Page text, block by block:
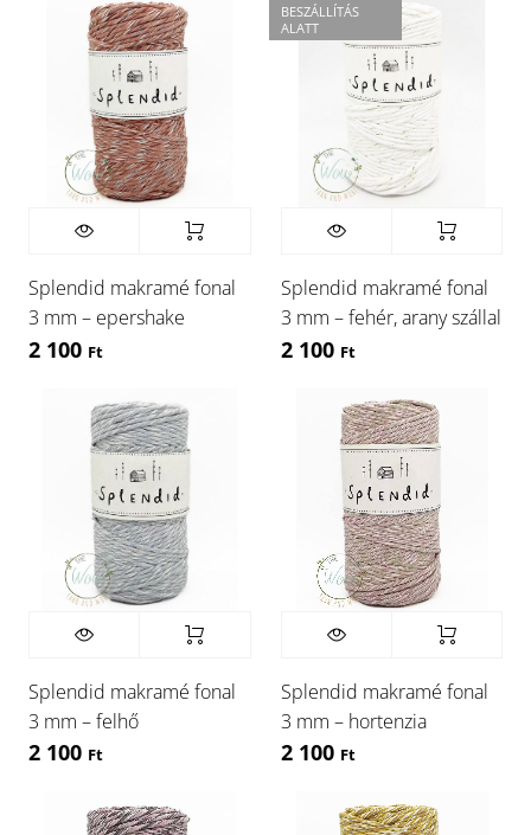
Splendid makramé fonal
3 mm – epershake
2 100 Ft
BESZÁLLÍTÁS
ALATT
Splendid makramé fonal
3 mm – fehér, arany szállal
2 100 Ft
Splendid makramé fonal
3 mm – felhő
2 100 Ft
Splendid makramé fonal
3 mm – hortenzia
2 100 Ft